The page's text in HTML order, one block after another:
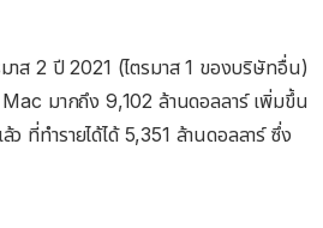
าส 2 ปี 2021 (ไตรมาส 1 ของบริษัทอื่น)
Mac มากถึง 9,102 ล้านดอลลาร์ เพิ่มขึ้น
ว ที่ทำรายได้ได้ 5,351 ล้านดอลลาร์ ซึ่ง